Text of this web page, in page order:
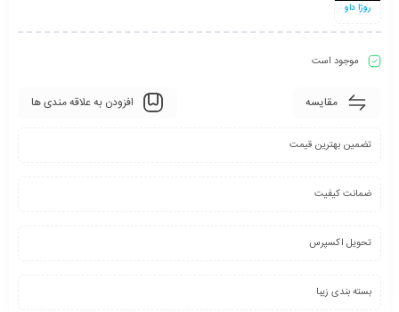
روژا داو
موجود است
مقایسه افزودن به علاقه مندی ها
تضمین بهترین قیمت
ضمانت کیفیت
تحویل اکسپرس
بسته بندی زیبا